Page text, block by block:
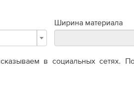
Ширина материала
в социальных сетях.